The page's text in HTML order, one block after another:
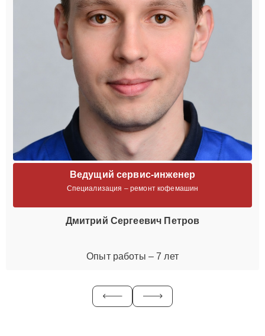
Ведущий сервис-инженер
Специализация – ремонт кофемашин
Дмитрий Сергеевич Петров
Опыт работы – 7 лет